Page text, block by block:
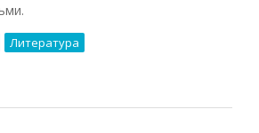
Литература